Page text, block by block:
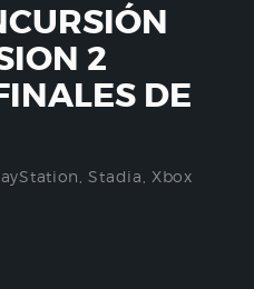
2
DE
,Stadia Xbox